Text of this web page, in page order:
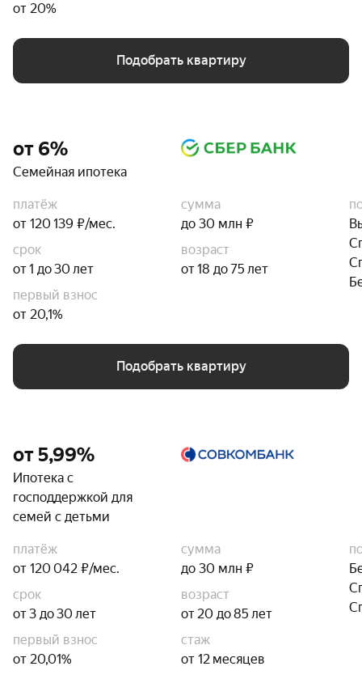
от 20%
Подобрать квартиру
от 6%
Семейная ипотека
платёж
от 120 139 ₽/мес.
сумма
до 30 млн ₽
срок
от 1 до 30 лет
возраст
от 18 до 75 лет
первый взнос
от 20,1%
Подобрать квартиру
от 5,99%
Ипотека с
господдержкой для
семей с детьми
платёж
от 120 042 ₽/мес.
сумма
до 30 млн ₽
срок
от 3 до 30 лет
возраст
от 20 до 85 лет
первый взнос
от 20,01%
стаж
от 12 месяцев